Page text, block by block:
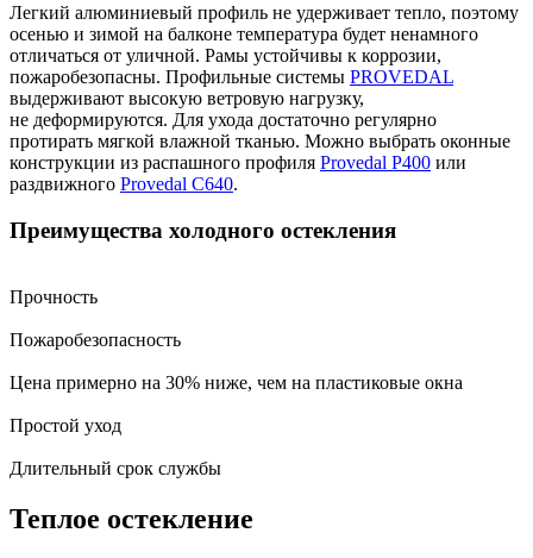
Легкий алюминиевый профиль не удерживает тепло, поэтому
осенью и зимой на балконе температура будет ненамного
отличаться от уличной. Рамы устойчивы к коррозии,
пожаробезопасны. Профильные системы PROVEDAL
выдерживают высокую ветровую нагрузку,
не деформируются. Для ухода достаточно регулярно
протирать мягкой влажной тканью. Можно выбрать оконные
конструкции из распашного профиля Provedal P400 или
раздвижного Provedal C640.
Преимущества холодного остекления
Прочность
Пожаробезопасность
Цена примерно на 30% ниже, чем на пластиковые окна
Простой уход
Длительный срок службы
Теплое остекление